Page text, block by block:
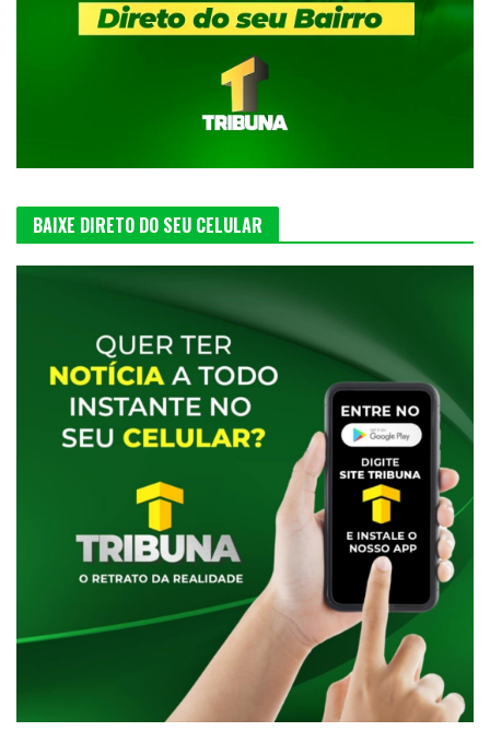
BAIXE DIRETO DO SEU CELULAR